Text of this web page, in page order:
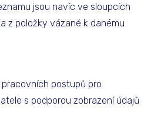
jsou navíc ve sloupcích
z položky vázané k danému
postupů pro
s podporou zobrazení údajů